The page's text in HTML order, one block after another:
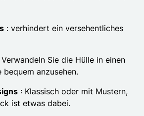
: verhindert ein versehentliches
Verwandeln Sie die Hülle in einen
bequem anzusehen.
: Klassisch oder mit Mustern,
ist etwas dabei.